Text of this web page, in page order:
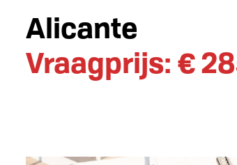
Alicante
Vraagprijs: €